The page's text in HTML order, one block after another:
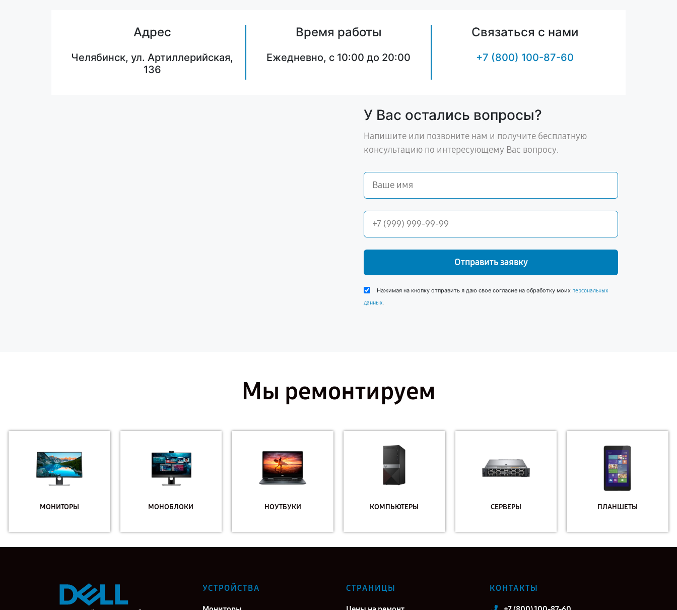
Адрес
Челябинск, ул. Артиллерийская,
136
Время работы
Ежедневно, с 10:00 до 20:00
Связаться с нами
+7 (800) 100-87-60
У Вас остались вопросы?
Напишите или позвоните нам и получите бесплатную
консультацию по интересующему Вас вопросу.
Отправить заявку
Нажимая на кнопку отправить я даю свое согласие на обработку моих персональных
данных.
Мы ремонтируем
МОНИТОРЫ МОНОБЛОКИ НОУТБУКИ КОМПЬЮТЕРЫ СЕРВЕРЫ ПЛАНШЕТЫ
УСТРОЙСТВА СТРАНИЦЫ КОНТАКТЫ